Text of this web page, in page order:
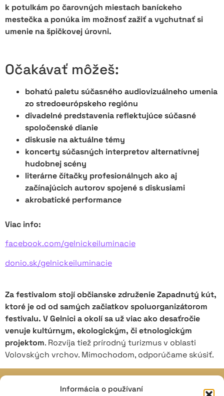
Informácia o používaní
k potulkám po čarovných miestach baníckeho
mestečka a ponúka im možnosť zažiť a vychutnať si
umenie na špičkovej úrovni.
Očakávať môžeš:
bohatú paletu súčasného audiovizuálneho umenia
zo stredoeurópskeho regiónu
divadelné predstavenia reflektujúce súčasné
spoločenské dianie
diskusie na aktuálne témy
koncerty súčasných interpretov alternatívnej
hudobnej scény
literárne čítačky profesionálnych ako aj
začínajúcich autorov spojené s diskusiami
akrobatické performance
Viac info:
facebook.com/gelnickeiluminacie
donio.sk/gelnickeiluminacie
Za festivalom stojí občianske združenie Zapadnutý kút,
ktoré je od od samých začiatkov spoluorganizátorom
festivalu. V Gelnici a okolí sa už viac ako desaťročie
venuje kultúrnym, ekologickým, či etnologickým
projektom. Rozvíja tiež prírodný turizmus v oblasti
Volovských vrchov. Mimochodom, odporúčame skúsiť.